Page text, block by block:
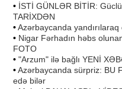
• İSTİ GÜNLƏR BİTİR:
TARİXDƏN
•Azərbaycanda
• Nigar Fərhadın həbs
FOTO
• "Arzum" ilə bağlı YENİ
•Azərbaycanda sürpriz: BU
edə bilər